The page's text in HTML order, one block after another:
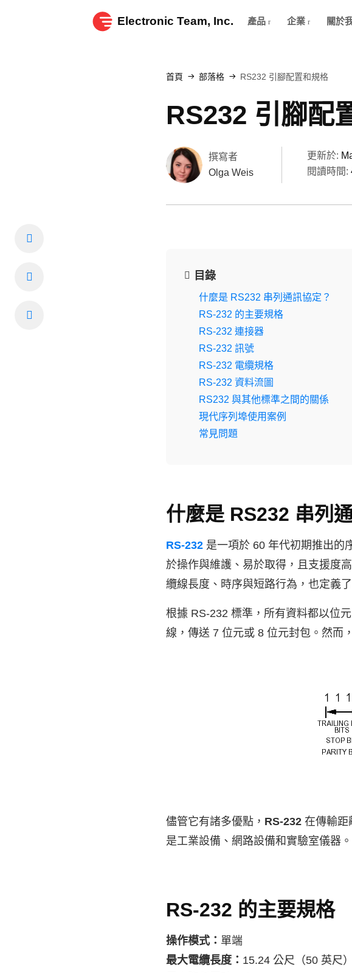
Electronic Team, Inc. 產品 企業 關於
首頁 部落格 RS232 引腳配置和規格
RS232 引腳配
撰寫者
Olga Weis
更新於:
閱讀時間:
目錄
什麼是 RS232 串列通訊協定？
RS-232 的主要規格
RS-232 連接器
RS-232 訊號
RS-232 電纜規格
RS-232 資料流圖
RS232 與其他標準之間的關係
現代序列埠使用案例
常見問題
什麼是 RS232 串列
RS-232 是一項於 60 年代初期推出的
於操作與維護、易於取得，且支援度
纜線長度、時序與短路行為，也定義
根據 RS-232 標準，所有資料都以位
線，傳送 7 位元或 8 位元封包。然而
儘管它有諸多優點， RS-232 在傳輸距
是工業設備、網路設備和實驗室儀器。
RS-232 的主要規格
操作模式： 單端
最大電纜長度： 15.24 公尺（50 英尺）